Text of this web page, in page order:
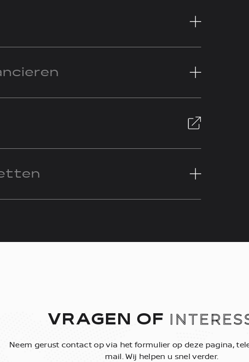
VRAGEN OF
Neem gerust contact op via het formulier op deze pagina,
mail. Wij helpen u snel verder.